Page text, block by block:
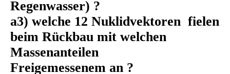
Regenwasser) ?
a3) welche 12 Nuklidvektoren fielen
beim Rückbau mit welchen
Massenanteilen
Freigemessenem an ?